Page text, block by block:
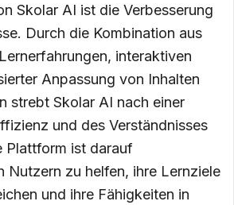
Skolar AI ist die Verbesserung
Durch die Kombination aus
interaktiven
Anpassung von Inhalten
strebt Skolar AI nach einer
und des Verständnisses
Plattform ist darauf
Nutzern zu helfen, ihre Lernziele
und ihre Fähigkeiten in